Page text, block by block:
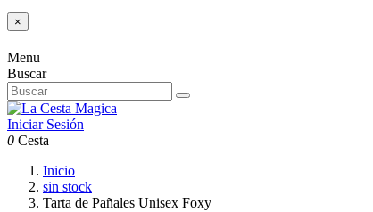
×
Menu
Buscar
Iniciar Sesión
0 Cesta
Inicio
sin stock
Tarta de Pañales Unisex Foxy